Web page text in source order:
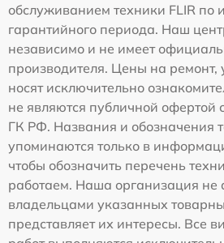
обслуживанием техники FLIR по
гарантийного периода. Наш
независимо и не имеет
производителя. Цены на ремонт,
носят исключительно
не являются публичной офертой
ГК РФ. Названия и обозначения
упоминаются только в
чтобы обозначить перечень
работаем. Наша организация
владельцами указанных
представляет их интересы. Все